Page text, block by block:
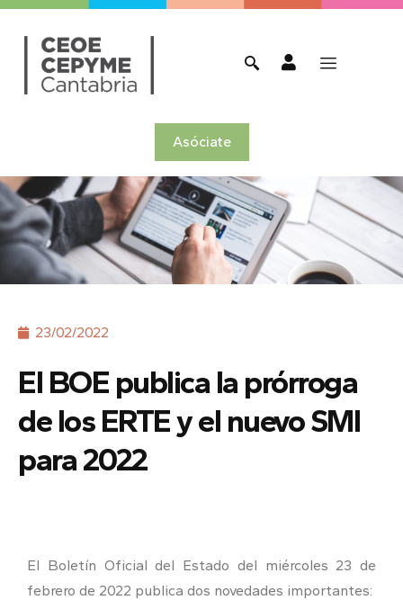
Asóciate
23/02/2022
El BOE publica la prórroga
de los ERTE y el nuevo SMI
para 2022
El Boletín Oficial del Estado del miércoles 23 de
febrero de 2022 publica dos novedades importantes: